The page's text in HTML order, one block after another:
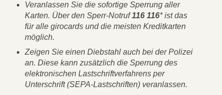
Veranlassen Sie die sofortige Sperrung aller
Karten. Über den Sperr-Notruf116 116* ist das
für alle girocards und die meisten Kreditkarten
möglich.
Zeigen Sie einen Diebstahl auch bei der Polizei
an. Diese kann zusätzlich die Sperrung des
elektronischen Lastschriftverfahrens per
Unterschrift (SEPA-Lastschriften) veranlassen.